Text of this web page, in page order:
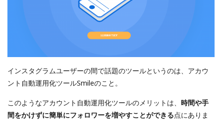
インスタグラムユーザーの間で話題のツールというのは、アカウ
ント自動運用化ツールSmileのこと。
このようなアカウント自動運用化ツールのメリットは、 時間や手
間をかけずに簡単にフォロワーを増やすことができる点にありま